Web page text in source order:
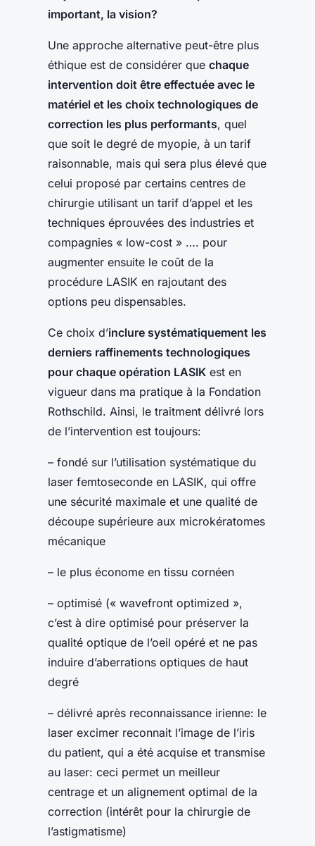
important, la vision?
Une approche alternative peut-être plus
éthique est de considérer que chaque
intervention doit être effectuée avec le
matériel et les choix technologiques de
correction les plus performants, quel
que soit le degré de myopie, à un tarif
raisonnable, mais qui sera plus élevé que
celui proposé par certains centres de
chirurgie utilisant un tarif d’appel et les
techniques éprouvées des industries et
compagnies « low-cost » …. pour
augmenter ensuite le coût de la
procédure LASIK en rajoutant des
options peu dispensables.
Ce choix d’inclure systématiquement les
derniers raffinements technologiques
pour chaque opération LASIK est en
vigueur dans ma pratique à la Fondation
Rothschild. Ainsi, le traitment délivré lors
de l’intervention est toujours:
– fondé sur l’utilisation systématique du
laser femtoseconde en LASIK, qui offre
une sécurité maximale et une qualité de
découpe supérieure aux microkératomes
mécanique
– le plus économe en tissu cornéen
– optimisé (« wavefront optimized »,
c’est à dire optimisé pour préserver la
qualité optique de l’oeil opéré et ne pas
induire d’aberrations optiques de haut
degré
– délivré après reconnaissance irienne: le
laser excimer reconnait l’image de l’iris
du patient, qui a été acquise et transmise
au laser: ceci permet un meilleur
centrage et un alignement optimal de la
correction (intérêt pour la chirurgie de
l’astigmatisme)